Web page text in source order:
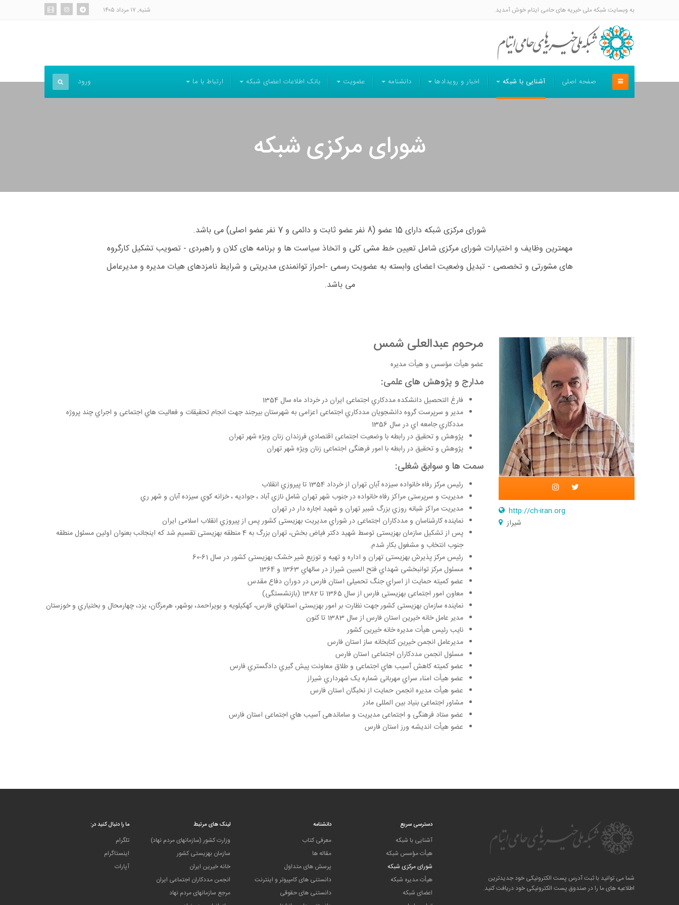
به وبسایت شبکه ملی خیریه های حامی ایتام خوش آمدید. شنبه, ۱۷ مرداد ۱۴۰۵
صفحه اصلی آشنایی با شبکه اخبار و رویدادها دانشنامه عضویت بانک اطلاعات اعضای شبکه ارتباط با ما ورود
شورای مرکزی شبکه
شورای مرکزی شبکه دارای 15 عضو (8 نفر عضو ثابت و دائمی و 7 نفر عضو اصلی) می باشد.
مهمترین وظایف و اختیارات شورای مرکزی شامل تعیین خط مشی کلی و اتخاذ سیاست ها و برنامه های کلان و راهبردی - تصویب تشکیل کارگروه
های مشورتی و تخصصی - تبدیل وضعیت اعضای وابسته به عضویت رسمی -احراز توانمندی مدیریتی و شرایط نامزدهای هیات مدیره و مدیرعامل
می باشد.
http://ch-iran.org
شیراز
مرحوم عبدالعلی شمس
عضو هیأت مؤسس و هیأت مدیره
مدارج و پژوهش های علمی:
فارغ التحصیل دانشکده مددکاري اجتماعی ایران در خرداد ماه سال 1354
مدیر و سرپرست گروه دانشجویان مددکاري اجتماعی اعزامی به شهرستان بیرجند جهت انجام تحقیقات و فعالیت هاي اجتماعی و اجراي چند پروژه
مددکاري جامعه اي در سال 1356
پژوهش و تحقیق در رابطه با وضعیت اجتماعی اقتصادي فرزندان زنان ویژه شهر تهران
پژوهش و تحقیق در رابطه با امور فرهنگی اجتماعی زنان ویژه شهر تهران
سمت ها و سوابق شغلی:
رئیس مرکز رفاه خانواده سیزده آبان تهران از خرداد 1354 تا پیروزي انقلاب
مدیریت و سرپرستی مراکز رفاه خانواده در جنوب شهر تهران شامل نازي آباد ، جوادیه ، خزانه کوي سیزده آبان و شهر ري
مدیریت مراکز شبانه روزي بزرگ شبیر تهران و شهید اجاره دار در تهران
نماینده کارشناسان و مددکاران اجتماعی در شوراي مدیریت بهزیستی کشور پس از پیروزي انقلاب اسلامی ایران
پس از تشکیل سازمان بهزیستی توسط شهید دکتر فیاض بخش، تهران بزرگ به 4 منطقه بهزیستی تقسیم شد که اینجانب بعنوان اولین مسئول منطقه
جنوب انتخاب و مشغول بکار شدم.
رئیس مرکز پذیرش بهزیستی تهران و اداره و تهیه و توزیع شیر خشک بهزیستی کشور در سال 61-60
مسئول مرکز توانبخشی شهداي فتح المبین شیراز در سالهاي 1363 و 1364
عضو کمیته حمایت از اسراي جنگ تحمیلی استان فارس در دوران دفاع مقدس
معاون امور اجتماعی بهزیستی فارس از سال 1365 تا 1382 (بازنشستگی)
نماینده سازمان بهزیستی کشور جهت نظارت بر امور بهزیستی استانهاي فارس، کهکیلویه و بویراحمد، بوشهر، هرمزگان، یزد، چهارمحال و بختیاري و خوزستان
مدیر عامل خانه خیرین استان فارس از سال 1383 تا کنون
نایب رئیس هیأت مدیره خانه خیرین کشور
مدیرعامل انجمن خیرین کتابخانه ساز استان فارس
مسئول انجمن مددکاران اجتماعی استان فارس
عضو کمیته کاهش آسیب هاي اجتماعی و طلاق معاونت پیش گیري دادگستري فارس
عضو هیأت امناء سراي مهربانی شماره یک شهرداري شیراز
عضو هیأت مدیره انجمن حمایت از نخبگان استان فارس
مشاور اجتماعی بنیاد بین المللی مادر
عضو ستاد فرهنگی و اجتماعی مدیریت و ساماندهی آسیب هاي اجتماعی استان فارس
عضو هیأت اندیشه ورز استان فارس
شما می توانید با ثبت آدرس پست الکترونیکی خود جدیدترین
اطلاعیه های ما را در صندوق پست الکترونیکی خود دریافت کنید.
دسترسی سریع
آشنایی با شبکه
هیأت مؤسس شبکه
شورای مرکزی شبکه
هیأت مدیره شبکه
اعضای شبکه
دانشنامه
معرفی کتاب
مقاله ها
پرسش های متداول
دانستنی های کامپیوتر و اینترنت
دانستنی های حقوقی
لینک های مرتبط
وزارت کشور (سازمانهای مردم نهاد)
سازمان بهزیستی کشور
خانه خیرین ایران
انجمن مددکاران اجتماعی ایران
مرجع سازمانهای مردم نهاد
ما را دنبال کنید در:
تلگرام
اینستاگرام
آپارات